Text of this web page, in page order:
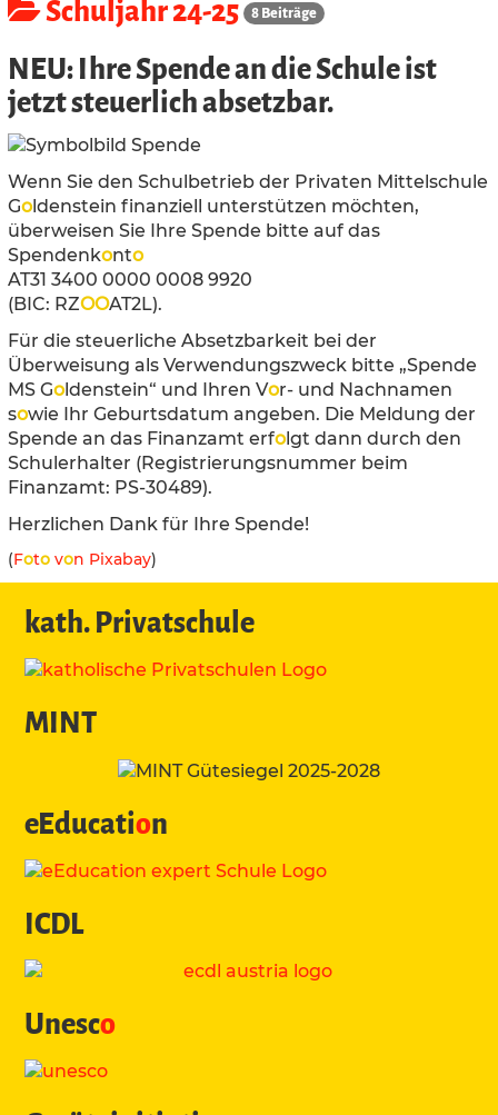
Schuljahr 24-25 8 Beiträge
NEU: Ihre Spende an die Schule ist
jetzt steuerlich absetzbar.
Wenn Sie den Schulbetrieb der Privaten Mittelschule
Goldenstein finanziell unterstützen möchten,
überweisen Sie Ihre Spende bitte auf das
Spendenkonto
AT31 3400 0000 0008 9920
(BIC: RZOOAT2L).
Für die steuerliche Absetzbarkeit bei der
Überweisung als Verwendungszweck bitte „Spende
MS Goldenstein“ und Ihren Vor- und Nachnamen
sowie Ihr Geburtsdatum angeben. Die Meldung der
Spende an das Finanzamt erfolgt dann durch den
Schulerhalter (Registrierungsnummer beim
Finanzamt: PS-30489).
Herzlichen Dank für Ihre Spende!
(Foto von Pixabay)
kath. Privatschule
MINT
eEducation
ICDL
Unesco